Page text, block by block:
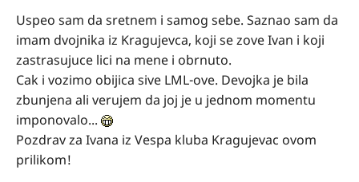
Uspeo sam da sretnem i samog sebe. Saznao sam da
imam dvojnika iz Kragujevca, koji se zove Ivan i koji
zastrasujuce lici na mene i obrnuto.
Cak i vozimo obijica sive LML-ove. Devojka je bila
zbunjena ali verujem da joj je u jednom momentu
imponovalo...
Pozdrav za Ivana iz Vespa kluba Kragujevac ovom
prilikom!